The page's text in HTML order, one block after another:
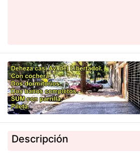
Descripción